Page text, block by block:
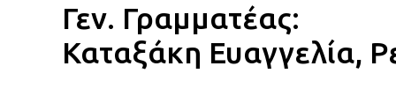
Γεν. Γραμματέας:
Καταξάκη Ευαγγελία,